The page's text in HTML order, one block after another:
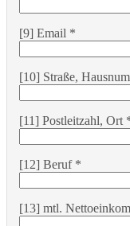
[9] Email *
[10] Straße,
[11] Postleitzahl, Ort
[12] Beruf *
[13] mtl.